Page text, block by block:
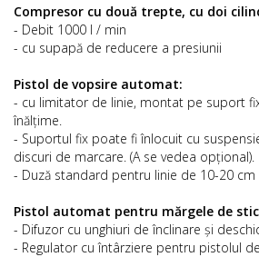
Compresor cu două trepte, cu doi
- Debit 1000 l / min
- cu supapă de reducere a presiunii
Pistol de vopsire automat:
- cu limitator de linie, montat pe suport
înălțime.
- Suportul fix poate fi înlocuit cu
discuri de marcare. (A se vedea opțional).
- Duză standard pentru linie de 10-20 cm
Pistol automat pentru mărgele de
- Difuzor cu unghiuri de înclinare și
- Regulator cu întârziere pentru pistolul